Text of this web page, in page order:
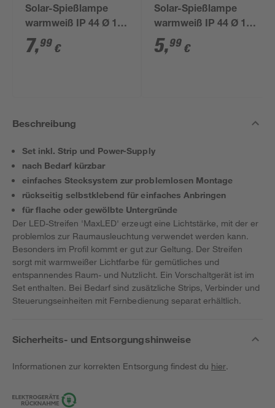
Solar-Spießlampe
warmweiß IP 44 Ø 15
x 44 cm
7,99 €
Solar-Spießlampe
warmweiß IP 44 Ø 10
x 39 cm
5,99 €
Beschreibung
Set inkl. Strip und Power-Supply
nach Bedarf kürzbar
einfaches Stecksystem zur problemlosen Montage
rückseitig selbstklebend für einfaches Anbringen
für flache oder gewölbte Untergründe
Der LED-Streifen 'MaxLED' erzeugt eine Lichtstärke, mit der er
problemlos zur Raumausleuchtung verwendet werden kann.
Besonders im Profil kommt er gut zur Geltung. Der Streifen
sorgt mit warmweißer Lichtfarbe für gemütliches und
entspannendes Raum- und Nutzlicht. Ein Vorschaltgerät ist im
Set enthalten. Bei Bedarf sind zusätzliche Strips, Verbinder und
Steuerungseinheiten mit Fernbedienung separat erhältlich.
Sicherheits- und Entsorgungshinweise
Informationen zur korrekten Entsorgung findest du hier.